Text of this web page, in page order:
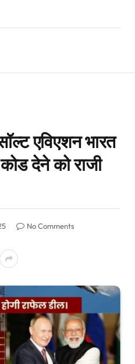
एविएशन भारत
देने को राजी
No Comments